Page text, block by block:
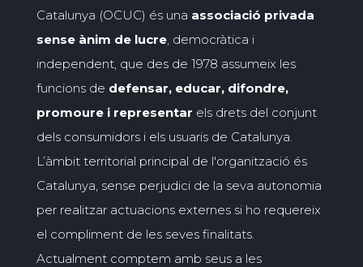
Catalunya (OCUC) és una associació privada
sense ànim de lucre, democràtica i
independent, que des de 1978 assumeix les
funcions de defensar, educar, difondre,
promoure i representar els drets del conjunt
dels consumidors i els usuaris de Catalunya.
L’àmbit territorial principal de l'organització és
Catalunya, sense perjudici de la seva autonomia
per realitzar actuacions externes si ho requereix
el compliment de les seves finalitats.
Actualment comptem amb seus a les